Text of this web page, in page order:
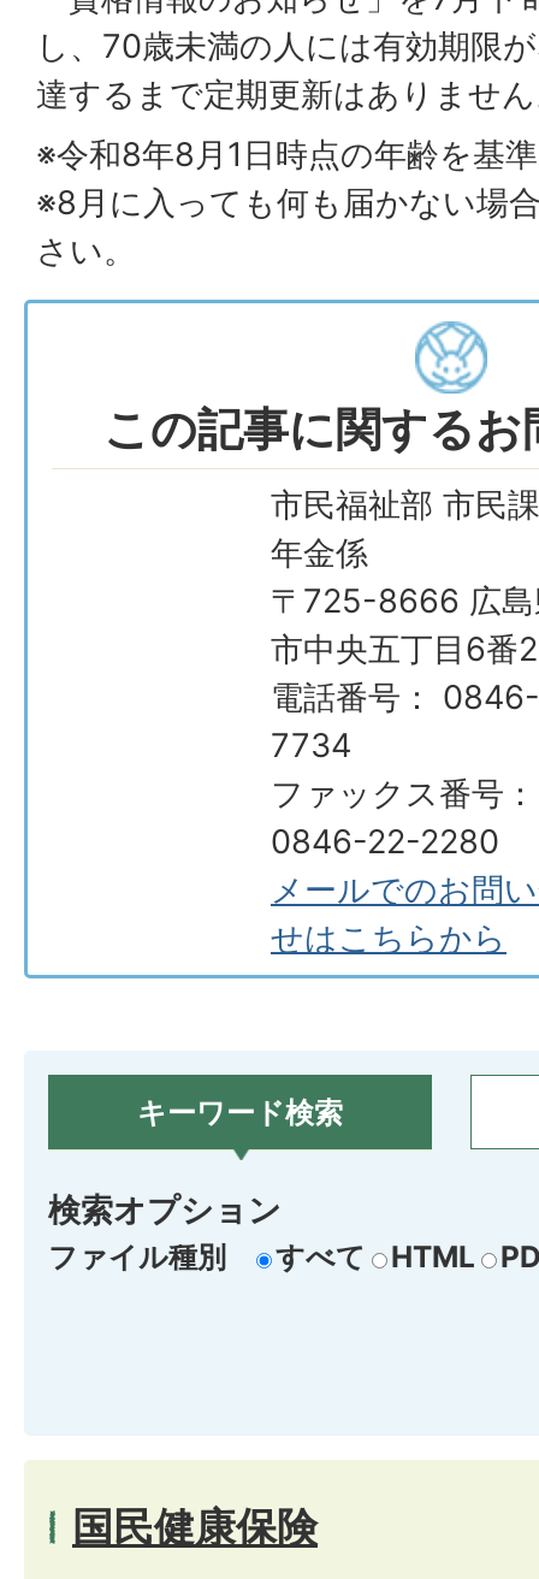
し、70歳未満の人には有効期限
達するまで定期更新はありませ
※令和8年8月1日時点の年齢を基
※8月に入っても何も届かない場
さい。
この記事に関する
市民福祉部 市民
年金係
〒725-8666 広島
市中央五丁目6番
電話番号：
7734
ファックス番号：
0846-22-2280
メールでのお問
せはこちらから
キーワード検索
検索オプション
ファイル種別 すべて HTML
国民健康保険